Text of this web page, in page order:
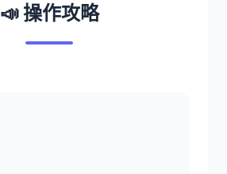
📣 操作攻略